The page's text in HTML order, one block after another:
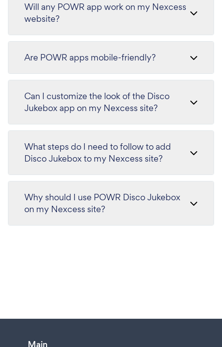
Will any POWR app work on my Nexcess
website?
Are POWR apps mobile-friendly?
Can I customize the look of the Disco
Jukebox app on my Nexcess site?
What steps do I need to follow to add
Disco Jukebox to my Nexcess site?
Why should I use POWR Disco Jukebox
on my Nexcess site?
Main